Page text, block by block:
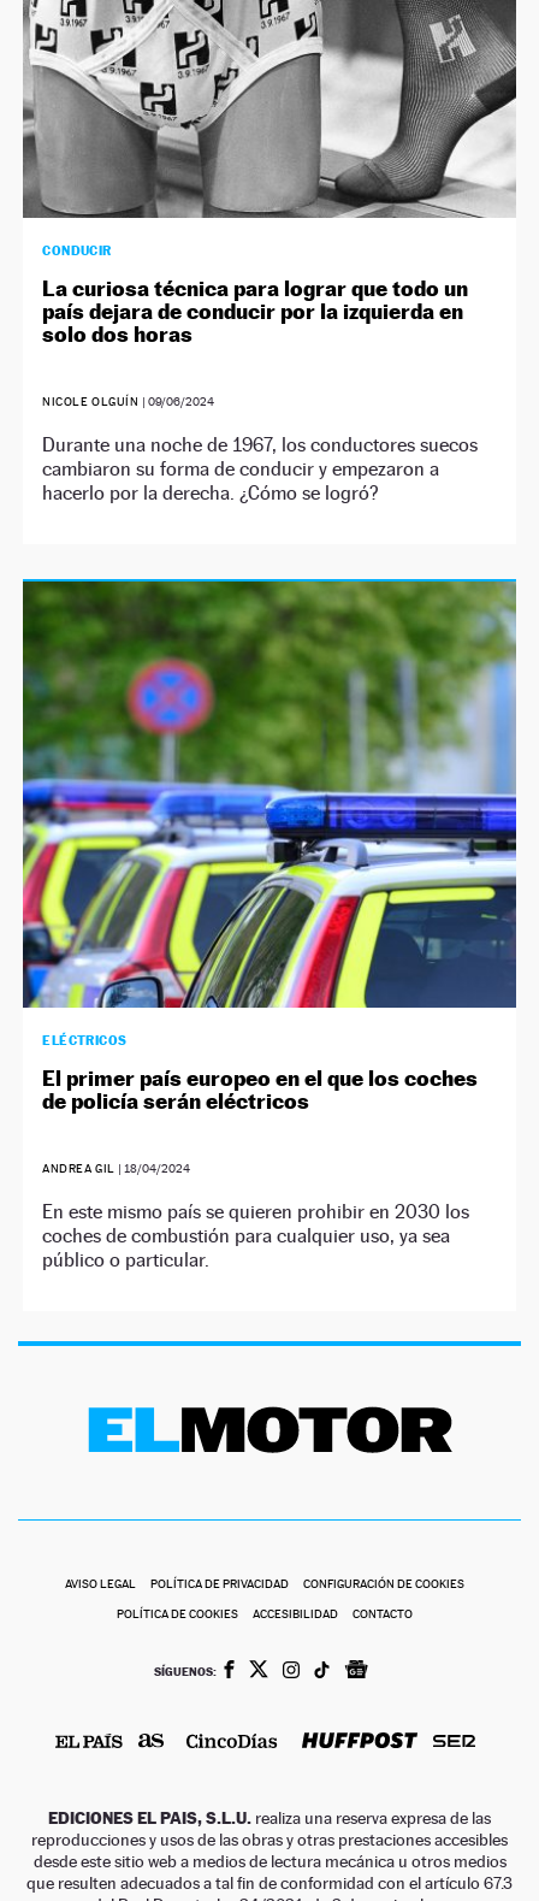
CONDUCIR
La curiosa técnica para lograr que todo un
país dejara de conducir por la izquierda en
solo dos horas
NICOLE OLGUÍN | 09/06/2024
Durante una noche de 1967, los conductores suecos
cambiaron su forma de conducir y empezaron a
hacerlo por la derecha. ¿Cómo se logró?
ELÉCTRICOS
El primer país europeo en el que los coches
de policía serán eléctricos
ANDREA GIL | 18/04/2024
En este mismo país se quieren prohibir en 2030 los
coches de combustión para cualquier uso, ya sea
público o particular.
AVISO LEGAL POLÍTICA DE PRIVACIDAD CONFIGURACIÓN DE COOKIES
POLÍTICA DE COOKIES ACCESIBILIDAD CONTACTO
SÍGUENOS:
EDICIONES EL PAIS, S.L.U. realiza una reserva expresa de las
reproducciones y usos de las obras y otras prestaciones accesibles
desde este sitio web a medios de lectura mecánica u otros medios
que resulten adecuados a tal fin de conformidad con el artículo 67.3